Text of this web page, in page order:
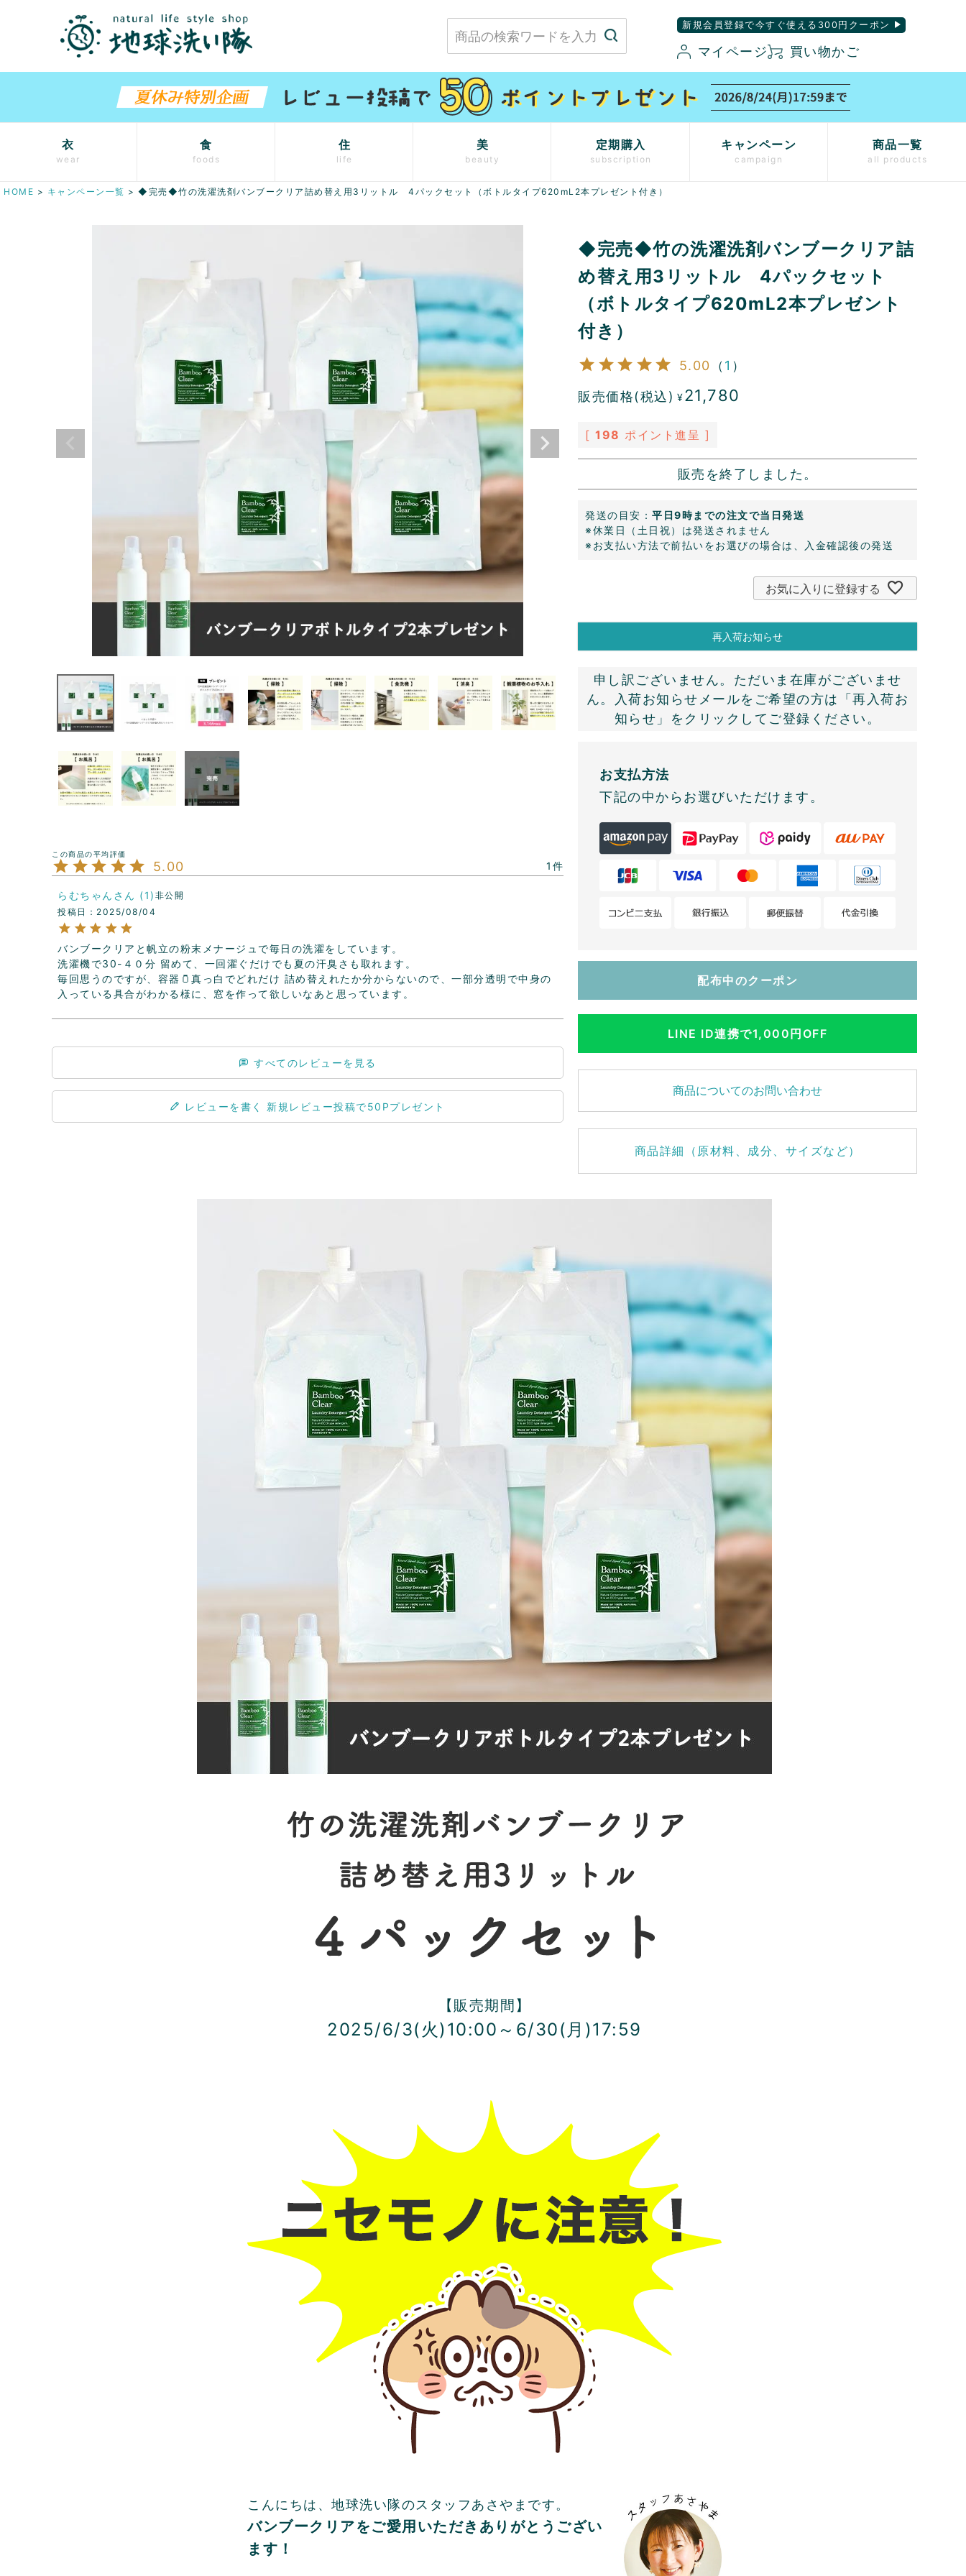
新規会員登録で今すぐ使える300円クーポン
マイページ 買い物かご
衣
wear
食
foods
住
life
美
beauty
定期購入
subscription
キャンペーン
campaign
商品一覧
all products
HOME キャンペーン一覧 ◆完売◆竹の洗濯洗剤バンブークリア詰め替え用3リットル 4パックセット（ボトルタイプ620mL2本プレゼント付き）
5.00 1
らむちゃん 1
非公開
投稿日
2025/08/04
バンブークリアと帆立の粉末メナージュで毎日の洗濯をしています。
洗濯機で30-４０分 留めて、一回濯ぐだけでも夏の汗臭さも取れます。
毎回思うのですが、容器🫙真っ白でどれだけ 詰め替えれたか分からないので、一部分透明で中身の
入っている具合がわかる様に、窓を作って欲しいなあと思っています。
すべてのレビューを見る
レビューを書く
◆完売◆竹の洗濯洗剤バンブークリア詰
め替え用3リットル 4パックセット
（ボトルタイプ620mL2本プレゼント
付き）
5.00 （ 1 ）
販売価格(税込) ¥21,780
[ 198 ポイント進呈 ]
販売を終了しました。
発送の目安： 平日9時までの注文で当日発送
※休業日（土日祝）は発送されません
※お支払い方法で前払いをお選びの場合は、入金確認後の発送
お気に入りに登録する
再入荷お知らせ
申し訳ございません。ただいま在庫がございませ
ん。入荷お知らせメールをご希望の方は「再入荷お
知らせ」をクリックしてご登録ください。
お支払方法
下記の中からお選びいただけます。
配布中のクーポン
LINE ID連携で1,000円OFF
商品についてのお問い合わせ
商品詳細（原材料、成分、サイズなど）
【販売期間】
2025/6/3(火)10:00～ 6/30(月)17:59
こんにちは、地球洗い隊のスタッフあさやまです。
バンブークリアをご愛用いただきありがとうござい
ます！